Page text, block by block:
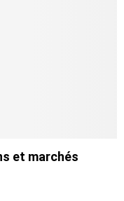
et marchés